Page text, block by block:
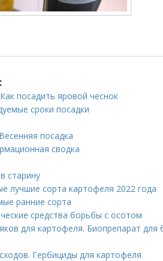
посадить яровой чеснок
сроки посадки
посадка
сводка
старину
лучшие сорта картофеля 2022 года
ранние сорта
средства борьбы с осотом
для картофеля. Биопрепарат для
Гербициды для картофеля